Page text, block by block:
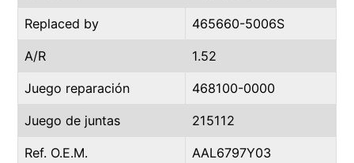
Replaced by 465660-5006S
A/R 1.52
Juego reparación 468100-0000
Juego de juntas 215112
Ref. O.E.M. AAL6797Y03